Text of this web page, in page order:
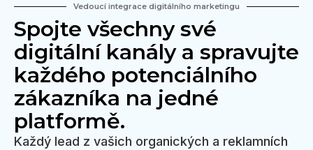
Vedoucí integrace digitálního marketingu
Spojte všechny své
digitální kanály a spravujte
každého potenciálního
zákazníka na jedné
platformě.
Každý lead z vašich organických a reklamních